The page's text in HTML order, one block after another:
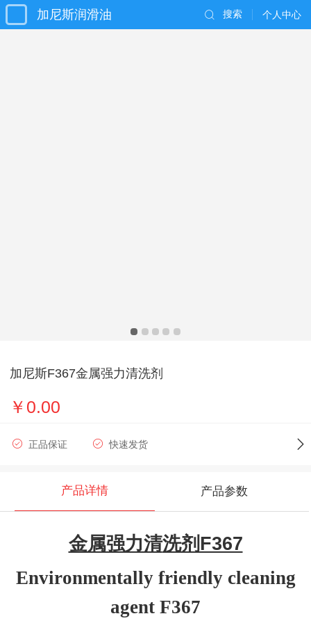
加尼斯润滑油 个人中心
搜索
加尼斯F367金属强力清洗剂
￥0.00
正品保证 快速发货
产品详情 产品参数
金属强力清洗剂F367
Environmentally friendly cleaning
agent F367